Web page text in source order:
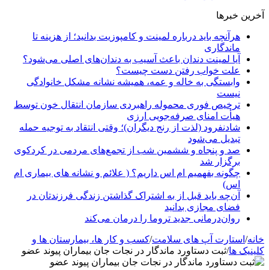
آخرین خبرها
هرآنچه باید درباره لمینت و کامپوزیت بدانید؛ از هزینه تا
ماندگاری
آیا لمینت دندان باعث آسیب به دندان‌های اصلی می‌شود؟
علت خواب رفتن دست چیست؟
وابستگی به خاله و عمه، همیشه نشانه مشکل خانوادگی
نیست
ترخیص فوری محموله راهبردی سازمان انتقال خون توسط
هیأت امنای صرفه‌جویی ارزی
شادنفرود (لذت از رنج دیگران)؛ وقتی انتقاد به توجیه حمله
تبدیل می‌شود
صد و پنجاه‌ و ششمین شب از تجمع‌های مردمی در کردکوی
برگزار شد
چگونه بفهمیم ام اس داریم؟ ( علائم و نشانه های بیماری ام
اس)
آن‌چه باید قبل از به اشتراک گذاشتن زندگی فرزندتان در
فضای مجازی بدانید
روان‌درمانی جدید تروما را درمان می‌کند
خانه/ استارت آپ های سلامت/کسب و کار ها، بیمارستان ها و
کلینیک ها/ثبت دستاورد ماندگار در نجات جان بیماران پیوند عضو